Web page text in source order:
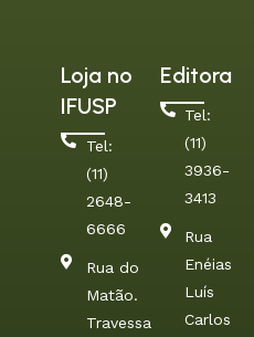
Loja no
IFUSP
Tel:
(11)
2648-
6666
Rua do
Matão.
Travessa
Editora
Tel:
(11)
3936-
3413
Rua
Enéias
Luís
Carlos